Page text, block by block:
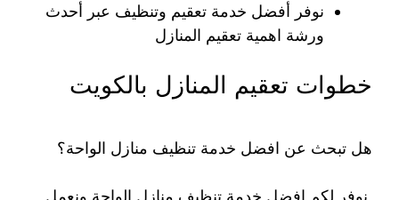
نوفر أفضل خدمة تعقيم وتنظيف عبر أحدث
ورشة اهمية تعقيم المنازل
خطوات تعقيم المنازل بالكويت
هل تبحث عن افضل خدمة تنظيف منازل الواحة؟
نوفر لكم افضل خدمة تنظيف منازل الواحة ونعمل